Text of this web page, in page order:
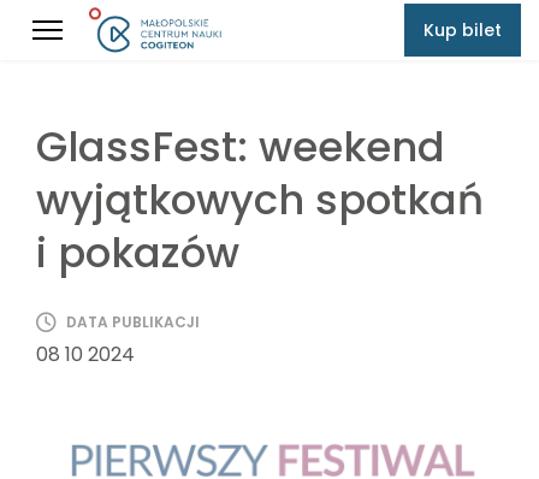
Kup bilet
GlassFest: weekend
wyjątkowych spotkań
i pokazów
DATA PUBLIKACJI
08 10 2024